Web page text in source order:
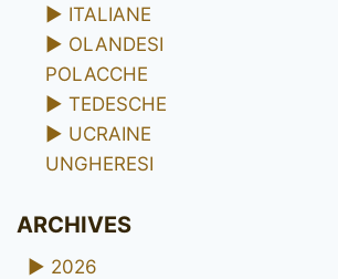
► ITALIANE
► OLANDESI
POLACCHE
► TEDESCHE
► UCRAINE
UNGHERESI
ARCHIVES
► 2026